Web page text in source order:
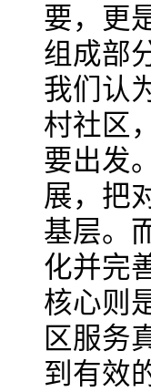
要，更
组成部
我们认
村社区
要出发
展，把
基层。
化并完
核心则
区服务
到有效